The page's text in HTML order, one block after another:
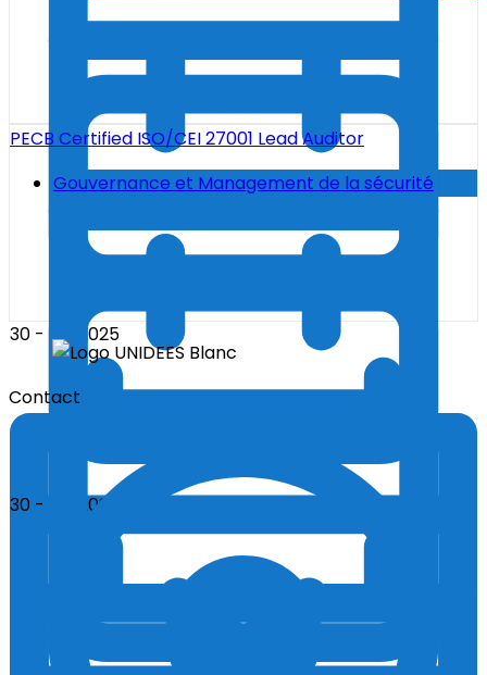
30 - 11 - 2025
30 - 11 - 2025
PECB Certified ISO/CEI 27001 Lead Auditor
Gouvernance et Management de la sécurité
Contact